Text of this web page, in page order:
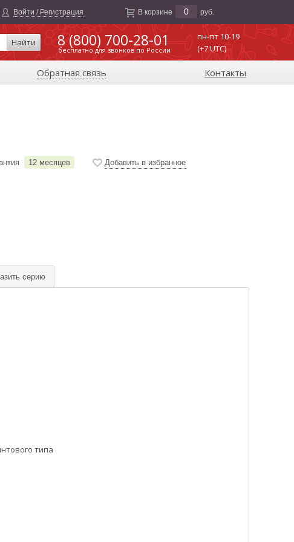
Войти / Регистрация В корзине 0 руб.
Найти 8 (800) 700-28-01
бесплатно для звонков по России
пн-пт 10-19
(+7 UTC)
Обратная связь Контакты
12 месяцев Добавить в избранное
серию
типа